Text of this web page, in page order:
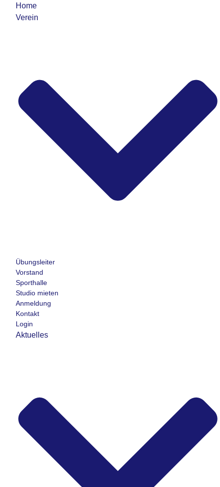
Home
Verein
Übungsleiter
Vorstand
Sporthalle
Studio mieten
Anmeldung
Kontakt
Login
Aktuelles